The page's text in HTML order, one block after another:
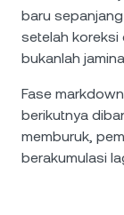
baru
setelah koreksi
bukanlah
Fase
berikutnya
memburuk,
berakumulasi